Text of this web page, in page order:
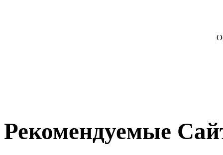
Рекомендуемые